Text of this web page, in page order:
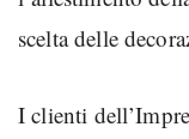
scelta delle
I clienti